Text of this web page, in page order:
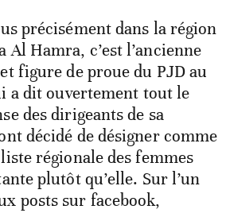
précisément dans la région
Al Hamra, c’est l’ancienne
figure de proue du PJD au
a dit ouvertement tout le
des dirigeants de sa
décidé de désigner comme
régionale des femmes
plutôt qu’elle. Sur l’un
posts sur facebook,